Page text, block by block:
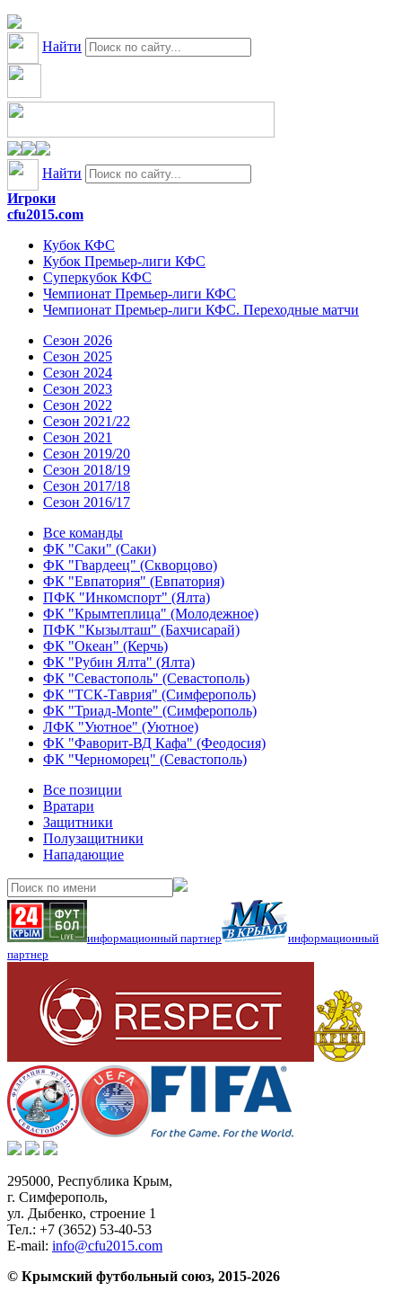
Найти
Найти
Игроки
cfu2015.com
Кубок КФС
Кубок Премьер-лиги КФС
Суперкубок КФС
Чемпионат Премьер-лиги КФС
Чемпионат Премьер-лиги КФС. Переходные матчи
Сезон 2026
Сезон 2025
Сезон 2024
Сезон 2023
Сезон 2022
Сезон 2021/22
Сезон 2021
Сезон 2019/20
Сезон 2018/19
Сезон 2017/18
Сезон 2016/17
Все команды
ФК "Саки" (Саки)
ФК "Гвардеец" (Скворцово)
ФК "Евпатория" (Евпатория)
ПФК "Инкомспорт" (Ялта)
ФК "Крымтеплица" (Молодежное)
ПФК "Кызылташ" (Бахчисарай)
ФК "Океан" (Керчь)
ФК "Рубин Ялта" (Ялта)
ФК "Севастополь" (Севастополь)
ФК "ТСК-Таврия" (Симферополь)
ФК "Триад-Monte" (Симферополь)
ЛФК "Уютное" (Уютное)
ФК "Фаворит-ВД Кафа" (Феодосия)
ФК "Черноморец" (Севастополь)
Все позиции
Вратари
Защитники
Полузащитники
Нападающие
информационный партнер
информационный
партнер
295000, Республика Крым,
г. Симферополь,
ул. Дыбенко, строение 1
Тел.: +7 (3652) 53-40-53
E-mail: info@cfu2015.com
© Крымский футбольный союз, 2015-2026